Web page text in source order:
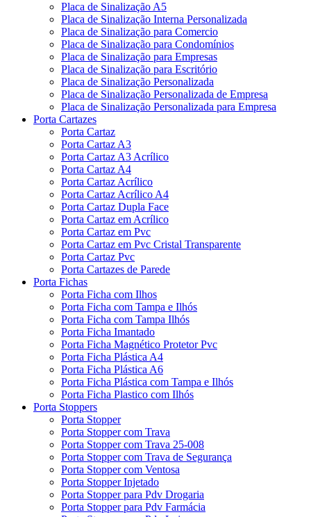
Placa de Sinalização A5
Placa de Sinalização Interna Personalizada
Placa de Sinalização para Comercio
Placa de Sinalização para Condomínios
Placa de Sinalização para Empresas
Placa de Sinalização para Escritório
Placa de Sinalização Personalizada
Placa de Sinalização Personalizada de Empresa
Placa de Sinalização Personalizada para Empresa
Porta Cartazes
Porta Cartaz
Porta Cartaz A3
Porta Cartaz A3 Acrílico
Porta Cartaz A4
Porta Cartaz Acrílico
Porta Cartaz Acrílico A4
Porta Cartaz Dupla Face
Porta Cartaz em Acrílico
Porta Cartaz em Pvc
Porta Cartaz em Pvc Cristal Transparente
Porta Cartaz Pvc
Porta Cartazes de Parede
Porta Fichas
Porta Ficha com Ilhos
Porta Ficha com Tampa e Ilhós
Porta Ficha com Tampa Ilhós
Porta Ficha Imantado
Porta Ficha Magnético Protetor Pvc
Porta Ficha Plástica A4
Porta Ficha Plástica A6
Porta Ficha Plástica com Tampa e Ilhós
Porta Ficha Plastico com Ilhós
Porta Stoppers
Porta Stopper
Porta Stopper com Trava
Porta Stopper com Trava 25-008
Porta Stopper com Trava de Segurança
Porta Stopper com Ventosa
Porta Stopper Injetado
Porta Stopper para Pdv Drogaria
Porta Stopper para Pdv Farmácia